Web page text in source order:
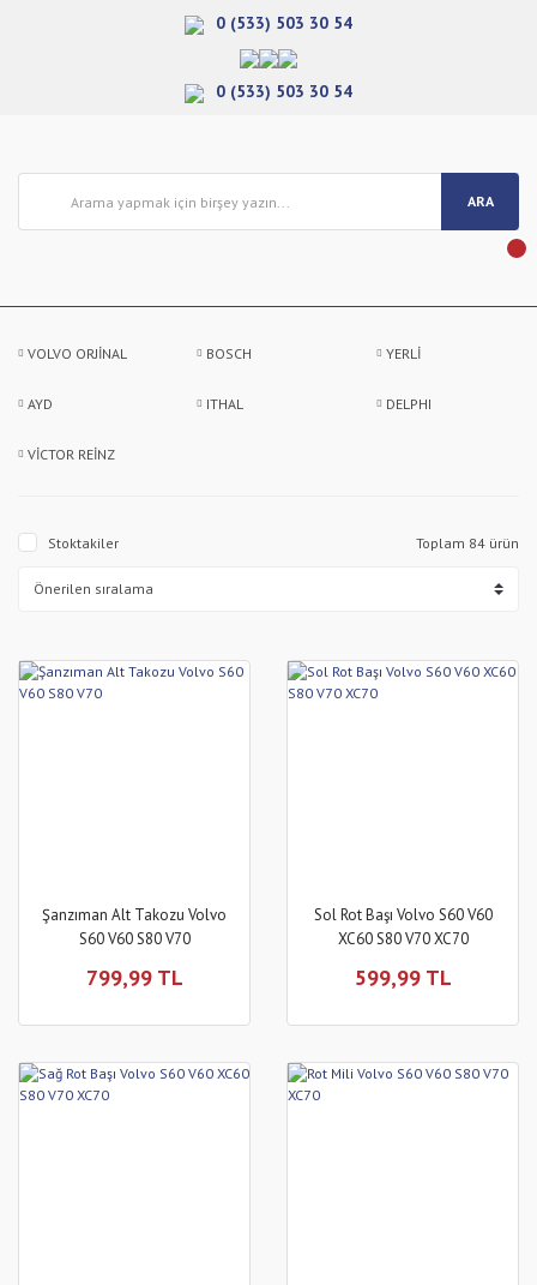
0 (533) 503 30 54
0 (533) 503 30 54
ARA
VOLVO ORJİNAL BOSCH YERLİ
AYD ITHAL DELPHI
VİCTOR REİNZ
Stoktakiler Toplam 84 ürün
Şanzıman Alt Takozu Volvo
S60 V60 S80 V70
799,99 TL
Sol Rot Başı Volvo S60 V60
XC60 S80 V70 XC70
599,99 TL